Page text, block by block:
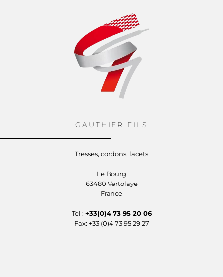
GAUTHIER FILS
Tresses, cordons, lacets
Le Bourg
63480 Vertolaye
France
Tel : +33(0)4 73 95 20 06
Fax: +33 (0)4 73 95 29 27